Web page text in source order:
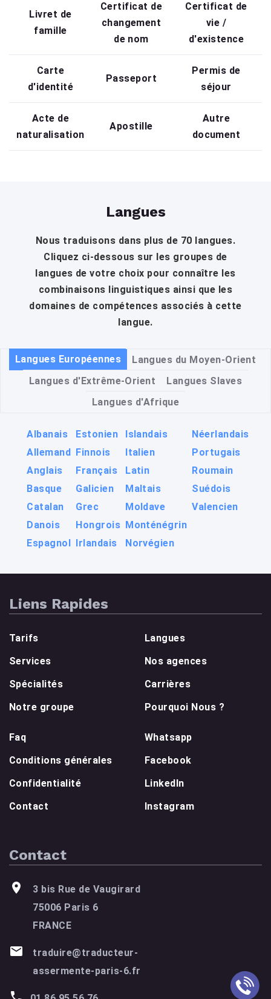
Livret de
famille
Certificat de
changement
de nom
Certificat de
vie /
d'existence
Carte
d'identité
Passeport
Permis de
séjour
Acte de
naturalisation
Apostille
Autre
document
Langues
Nous traduisons dans plus de 70 langues.
Cliquez ci-dessous sur les groupes de
langues de votre choix pour connaître les
combinaisons linguistiques ainsi que les
domaines de compétences associés à cette
langue.
Langues Européennes
Langues du Moyen-Orient
Langues d'Extrême-Orient
Langues Slaves
Langues d'Afrique
Albanais
Allemand
Anglais
Basque
Catalan
Danois
Espagnol
Estonien
Finnois
Français
Galicien
Grec
Hongrois
Irlandais
Islandais
Italien
Latin
Maltais
Moldave
Monténégrin
Norvégien
Néerlandais
Portugais
Roumain
Suédois
Valencien
Liens Rapides
Tarifs
Services
Spécialités
Notre groupe
Langues
Nos agences
Carrières
Pourquoi Nous ?
Faq
Conditions générales
Confidentialité
Contact
Whatsapp
Facebook
LinkedIn
Instagram
Contact
3 bis Rue de Vaugirard
75006 Paris 6
FRANCE
traduire@traducteur-
assermente-paris-6.fr